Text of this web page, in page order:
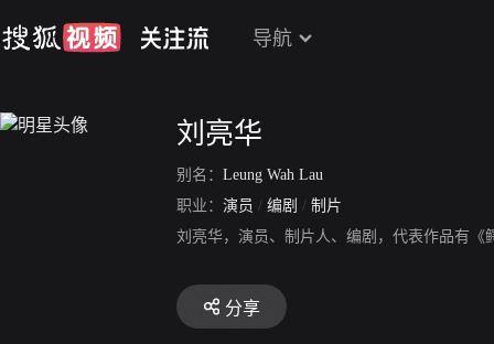
导航
刘亮华
别名： Leung Wah Lau
职业： 演员 / 编剧 / 制片
刘亮华，演员、制片人、编剧，代表作品有
分享